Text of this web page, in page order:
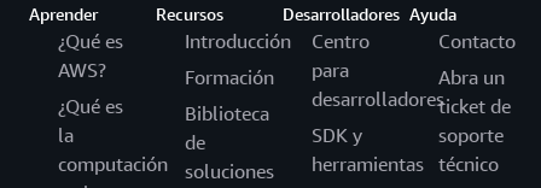
Aprender
¿Qué es
AWS?
¿Qué es
la
computación
Recursos
Introducción
Formación
Biblioteca
de
soluciones
Desarrolladores
Centro
para
desarrolladores
SDK y
herramientas
Ayuda
Contacto
Abra un
ticket de
soporte
técnico